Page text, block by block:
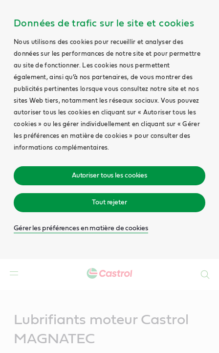
Données de trafic sur le site et cookies
Nous utilisons des cookies pour recueillir et analyser des
données sur les performances de notre site et pour permettre
au site de fonctionner. Les cookies nous permettent
également, ainsi qu’à nos partenaires, de vous montrer des
publicités pertinentes lorsque vous consultez notre site et nos
sites Web tiers, notamment les réseaux sociaux. Vous pouvez
autoriser tous les cookies en cliquant sur « Autoriser tous les
cookies » ou les gérer individuellement en cliquant sur « Gérer
les préférences en matière de cookies » pour consulter des
informations complémentaires.
Autoriser tous les cookies
Tout rejeter
Gérer les préférences en matière de cookies
Lubrifiants moteur Castrol
MAGNATEC